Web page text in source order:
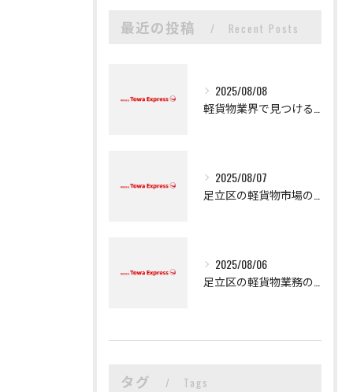
最近の投稿 Recent Posts
2025/08/08
2025/08/07
2025/08/06
タグ Tags